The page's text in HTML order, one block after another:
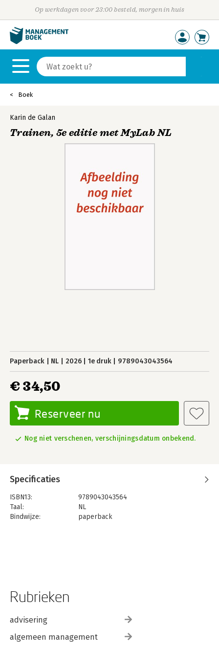
Op werkdagen voor 23:00 besteld, morgen in huis
Boek
Karin de Galan
Trainen, 5e editie met MyLab NL
Paperback NL 2026 1e druk 9789043043564
€ 34,50
Reserveer nu
Nog niet verschenen, verschijningsdatum onbekend.
Specificaties
ISBN13:
9789043043564
Taal:
NL
Bindwijze:
paperback
Rubrieken
advisering
algemeen management